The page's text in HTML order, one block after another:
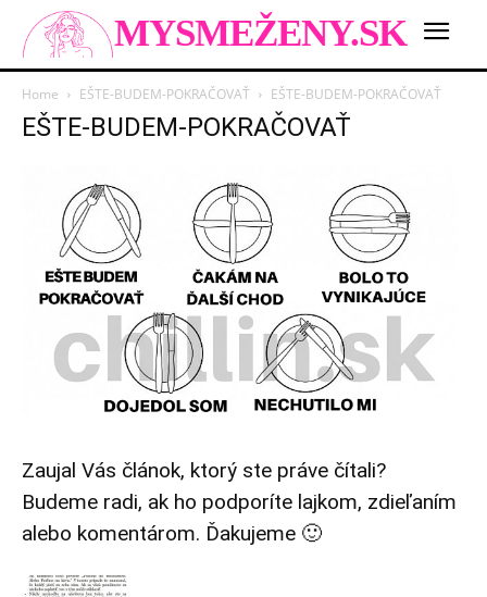
MYSMEŽENY.SK
Home EŠTE-BUDEM-POKRAČOVAŤ EŠTE-BUDEM-POKRAČOVAŤ
EŠTE-BUDEM-POKRAČOVAŤ
Zaujal Vás článok, ktorý ste práve čítali?
Budeme radi, ak ho podporíte lajkom, zdieľaním
alebo komentárom. Ďakujeme 🙂